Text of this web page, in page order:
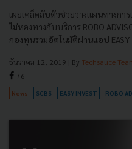
เผยเคล็ดลับตัวช่วยวางแผนทางก
ไม่หลงทางกับบริการ ROBO
กองทุนรวมอัตโนมัติผ่านแอป EASY
ธันวาคม 12, 2019 | By Techsauce
76
News SCBS EASY INVEST ROBO